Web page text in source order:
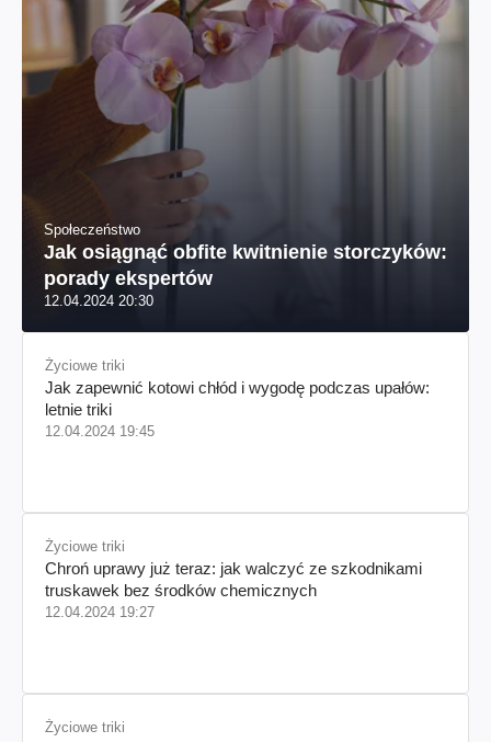
Społeczeństwo
Jak osiągnąć obfite kwitnienie storczyków:
porady ekspertów
12.04.2024 20:30
Życiowe triki
Jak zapewnić kotowi chłód i wygodę podczas upałów:
letnie triki
12.04.2024 19:45
Życiowe triki
Chroń uprawy już teraz: jak walczyć ze szkodnikami
truskawek bez środków chemicznych
12.04.2024 19:27
Życiowe triki